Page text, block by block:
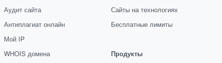
Аудит сайта
Антиплагиат онлайн
Мой IP
WHOIS домена
Сайты на технологиях
Бесплатные лимиты
Продукты